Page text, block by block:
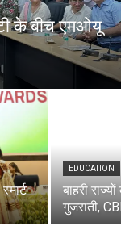
के बीच एमओयू
EDUCATION
बाहरी
गुजराती,